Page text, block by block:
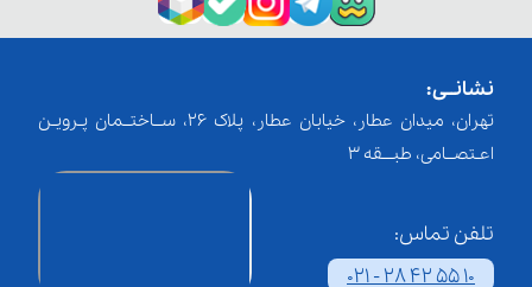
نشانــی:
تهران، میدان عطار، خیابان عطار، پلاک 26، ســاختــمان پـرویـن
اعـتصــامی، طبـــقه 3
تلفن تماس:
021 - 28 42 55 10